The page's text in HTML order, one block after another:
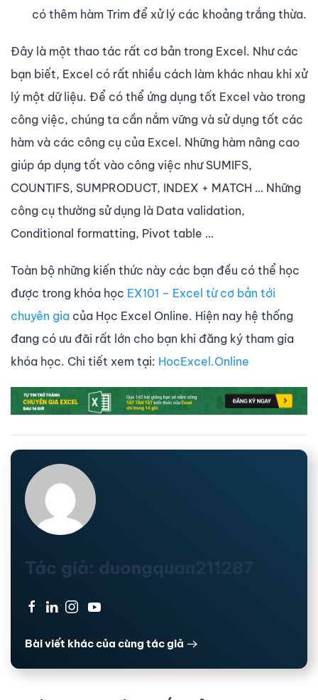
có thêm hàm Trim để xử lý các khoảng trắng thừa.
Đây là một thao tác rất cơ bản trong Excel. Như các
bạn biết, Excel có rất nhiều cách làm khác nhau khi xử
lý một dữ liệu. Để có thể ứng dụng tốt Excel vào trong
công việc, chúng ta cần nắm vững và sử dụng tốt các
hàm và các công cụ của Excel. Những hàm nâng cao
giúp áp dụng tốt vào công việc như SUMIFS,
COUNTIFS, SUMPRODUCT, INDEX + MATCH … Những
công cụ thường sử dụng là Data validation,
Conditional formatting, Pivot table …
Toàn bộ những kiến thức này các bạn đều có thể học
được trong khóa học EX101 – Excel từ cơ bản tới
chuyên gia của Học Excel Online. Hiện nay hệ thống
đang có ưu đãi rất lớn cho bạn khi đăng ký tham gia
khóa học. Chi tiết xem tại: HocExcel.Online
Tác giả: duongquan211287
· · ·
Bài viết khác của cùng tác giả